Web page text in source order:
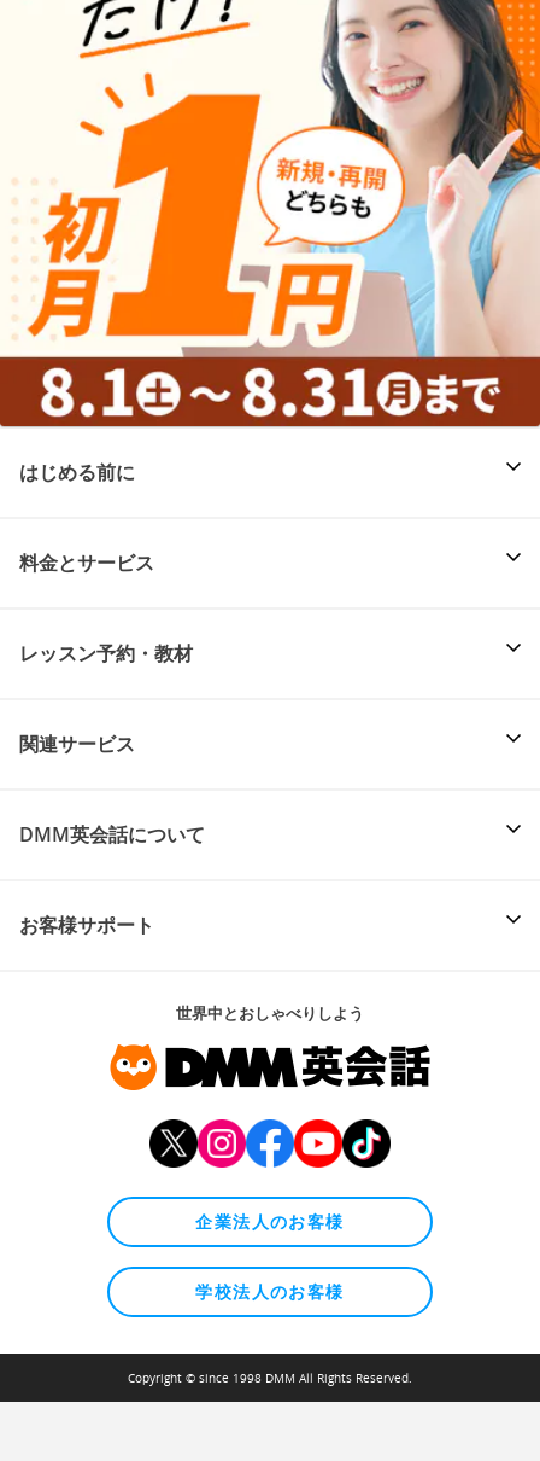
はじめる前に
料金とサービス
レッスン予約・教材
関連サービス
DMM英会話について
お客様サポート
世界中とおしゃべりしよう
企業法人のお客様
学校法人のお客様
Copyright © since 1998 DMM All Rights Reserved.